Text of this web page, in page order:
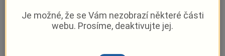
Pavel Žižka– 16. 5.|08:12
Je možné, že se Vám nezobrazí některé části
webu. Prosíme, deaktivujte jej.